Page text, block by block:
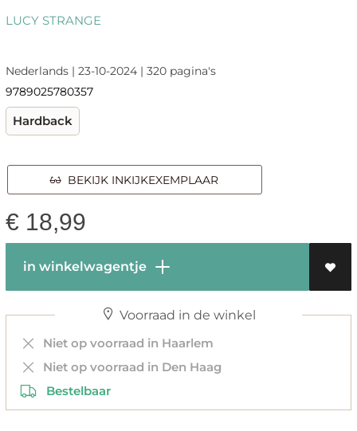
LUCY STRANGE
Nederlands | 23-10-2024 | 320 pagina's
9789025780357
Hardback
BEKIJK INKIJKEXEMPLAAR
€ 18,99
in winkelwagentje
Voorraad in de winkel
Niet op voorraad in Haarlem
Niet op voorraad in Den Haag
Bestelbaar